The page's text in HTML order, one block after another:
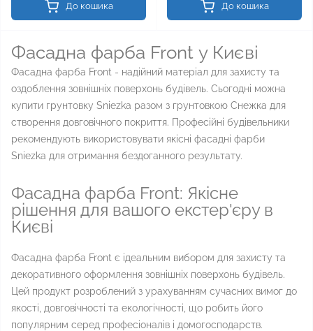
До кошика До кошика
Фасадна фарба Front у Києві
Фасадна фарба Front - надійний матеріал для захисту та
оздоблення зовнішніх поверхонь будівель. Сьогодні можна
купити грунтовку Sniezka разом з грунтовкою Снежка для
створення довговічного покриття. Професійні будівельники
рекомендують використовувати якісні фасадні фарби
Sniezka для отримання бездоганного результату.
Фасадна фарба Front: Якісне
рішення для вашого екстер'єру в
Києві
Фасадна фарба Front є ідеальним вибором для захисту та
декоративного оформлення зовнішніх поверхонь будівель.
Цей продукт розроблений з урахуванням сучасних вимог до
якості, довговічності та екологічності, що робить його
популярним серед професіоналів і домогосподарств.